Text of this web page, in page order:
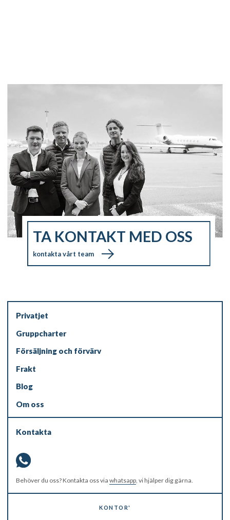
TA KONTAKT MED OSS
kontakta vårt team
Privatjet
Gruppcharter
Försäljning och förvärv
Frakt
Blog
Om oss
Kontakta
Behöver du oss? Kontakta oss via whatsapp, vi hjälper dig gärna.
KONTOR'